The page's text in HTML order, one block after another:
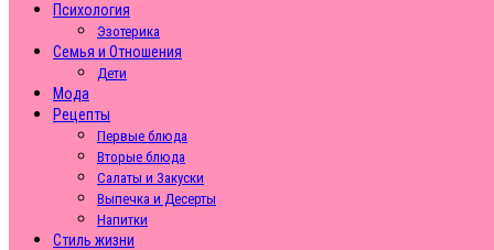
Психология
Эзотерика
Семья и Отношения
Дети
Мода
Рецепты
Первые блюда
Вторые блюда
Салаты и Закуски
Выпечка и Десерты
Напитки
Стиль жизни